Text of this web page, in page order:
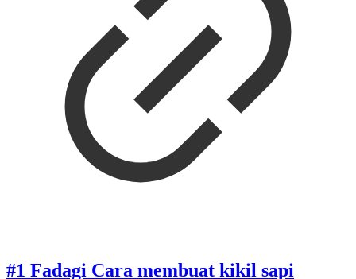
#1 Fadagi Cara membuat kikil sapi